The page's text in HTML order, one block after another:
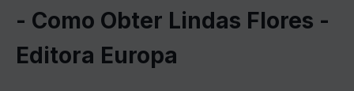
- Como Obter Lindas Flores -
Editora Europa